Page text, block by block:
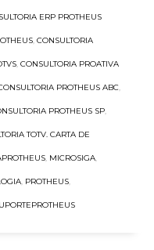
ERP PROTHEUS
, CONSULTORIA
, CONSULTORIA PROATIVA
PROTHEUS ABC,
PROTHEUS SP,
TOTV. CARTA DE
, MICROSIGA,
, PROTHEUS,